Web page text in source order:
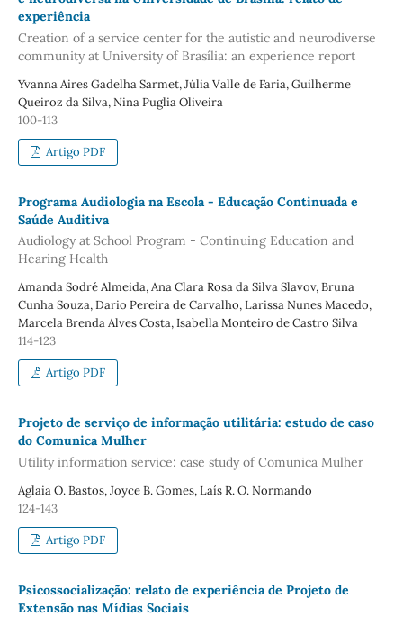
experiência
Creation of a service center for the autistic and neurodiverse
community at University of Brasília: an experience report
Yvanna Aires Gadelha Sarmet, Júlia Valle de Faria, Guilherme
Queiroz da Silva, Nina Puglia Oliveira
100-113
Artigo PDF
Programa Audiologia na Escola - Educação Continuada e
Saúde Auditiva
Audiology at School Program - Continuing Education and
Hearing Health
Amanda Sodré Almeida, Ana Clara Rosa da Silva Slavov, Bruna
Cunha Souza, Dario Pereira de Carvalho, Larissa Nunes Macedo,
Marcela Brenda Alves Costa, Isabella Monteiro de Castro Silva
114-123
Artigo PDF
Projeto de serviço de informação utilitária: estudo de caso
do Comunica Mulher
Utility information service: case study of Comunica Mulher
Aglaia O. Bastos, Joyce B. Gomes, Laís R. O. Normando
124-143
Artigo PDF
Psicossocialização: relato de experiência de Projeto de
Extensão nas Mídias Sociais